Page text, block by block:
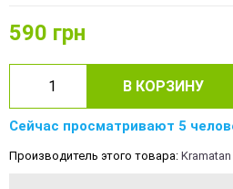
590 грн
В КОРЗИНУ
Сейчас просматривают 5
Производитель этого товара: Kramatan